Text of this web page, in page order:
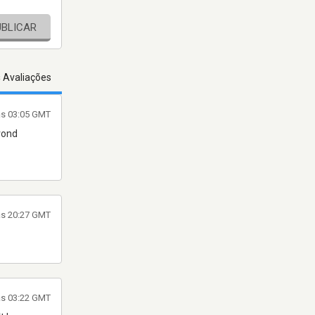
Avaliações
03:05 GMT
20:27 GMT
03:22 GMT